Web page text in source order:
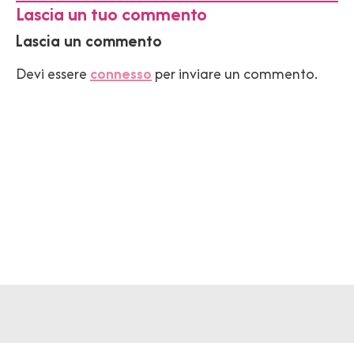
Lascia un tuo commento
Lascia un commento
Devi essereconnessoper inviare un commento.